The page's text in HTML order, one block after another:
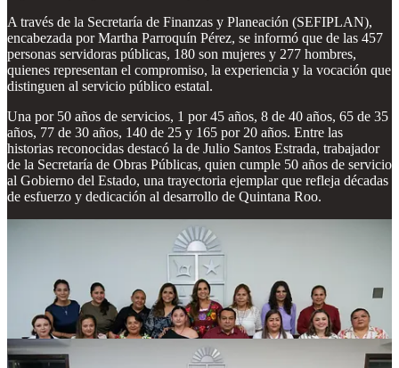
A través de la Secretaría de Finanzas y Planeación (SEFIPLAN),
encabezada por Martha Parroquín Pérez, se informó que de las 457
personas servidoras públicas, 180 son mujeres y 277 hombres,
quienes representan el compromiso, la experiencia y la vocación que
distinguen al servicio público estatal.
Una por 50 años de servicios, 1 por 45 años, 8 de 40 años, 65 de 35
años, 77 de 30 años, 140 de 25 y 165 por 20 años. Entre las
historias reconocidas destacó la de Julio Santos Estrada, trabajador
de la Secretaría de Obras Públicas, quien cumple 50 años de servicio
al Gobierno del Estado, una trayectoria ejemplar que refleja décadas
de esfuerzo y dedicación al desarrollo de Quintana Roo.